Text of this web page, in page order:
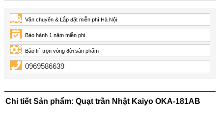
Vận chuyển & Lắp đặt miễn phí Hà Nội
Bảo hành 1 năm miễn phí
Bảo trì trọn vòng đời sản phẩm
0969586639
Chi tiết Sản phẩm: Quạt trần Nhật Kaiyo OKA-181AB